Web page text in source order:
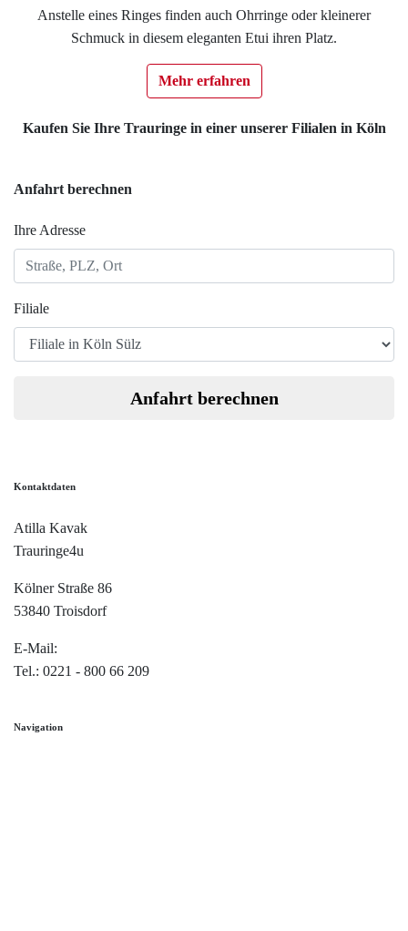
Anstelle eines Ringes finden auch Ohrringe oder kleinerer
Schmuck in diesem eleganten Etui ihren Platz.
Mehr erfahren
Kaufen Sie Ihre Trauringe in einer unserer Filialen in Köln
Anfahrt berechnen
Ihre Adresse
Filiale
Anfahrt berechnen
Kontaktdaten
Atilla Kavak
Trauringe4u
Kölner Straße 86
53840 Troisdorf
E-Mail:
Tel.: 0221 - 800 66 209
Navigation